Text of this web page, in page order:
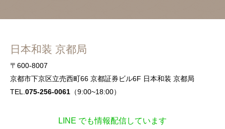
日本和装 京都局
〒600-8007
京都市下京区立売西町66 京都証券ビル6F 日本和装 京都局
TEL. 075-256-0061 （9:00~18:00）
LINE でも情報配信しています